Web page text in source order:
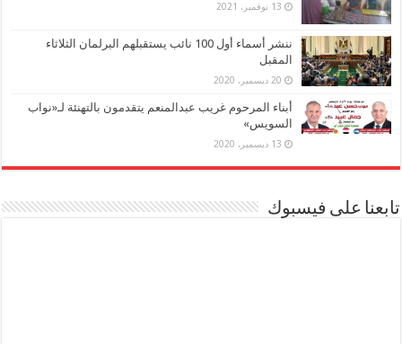
13 نوفمبر، 2021
ننشر أسماء أول 100 نائب يستقبلهم البرلمان الثلاثاء
المقبل
20 ديسمبر، 2020
أبناء المرحوم غريب عبدالمنعم يتقدمون بالتهنئة لـ«نواب
السويس»
13 ديسمبر، 2020
تابعنا على فيسبوك